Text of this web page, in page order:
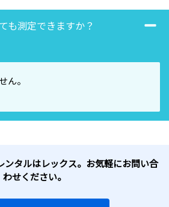
も測定できますか？
ん。
ンタルはレックス。お気軽にお問い合
わせください。